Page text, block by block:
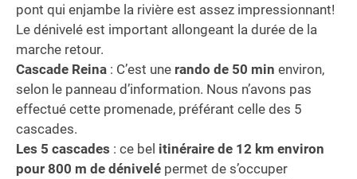
pont qui enjambe la rivière est assez impressionnant!
Le dénivelé est important allongeant la durée de la
marche retour.
Cascade Reina : C’est une rando de 50 min environ,
selon le panneau d’information. Nous n’avons pas
effectué cette promenade, préférant celle des 5
cascades.
Les 5 cascades : ce bel itinéraire de 12 km environ
pour 800 m de dénivelé permet de s’occuper